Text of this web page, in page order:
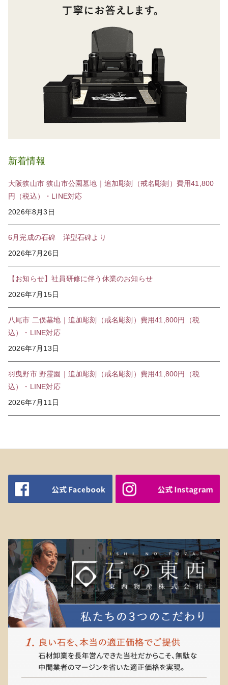
新着情報
大阪狭山市 狭山市公園墓地｜追加彫刻（戒名彫刻）費用41,800
円（税込）・LINE対応
2026年8月3日
6月完成の石碑 洋型石碑より
2026年7月26日
【お知らせ】社員研修に伴う休業のお知らせ
2026年7月15日
八尾市 二俣墓地｜追加彫刻（戒名彫刻）費用41,800円（税
込）・LINE対応
2026年7月13日
羽曳野市 野霊園｜追加彫刻（戒名彫刻）費用41,800円（税
込）・LINE対応
2026年7月11日